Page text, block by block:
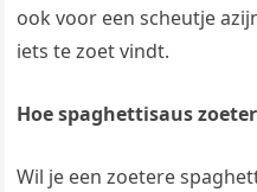
ook voor een scheutje
iets te zoet vindt.
Hoe spaghettisaus
Wil je een zoetere